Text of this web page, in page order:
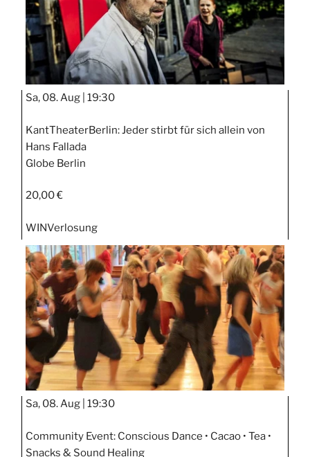
Sa, 08. Aug | 19:30
KantTheaterBerlin: Jeder stirbt für sich allein von
Hans Fallada
Globe Berlin
20,00 €
WINVerlosung
Sa, 08. Aug | 19:30
Community Event: Conscious Dance • Cacao • Tea •
Snacks & Sound Healing